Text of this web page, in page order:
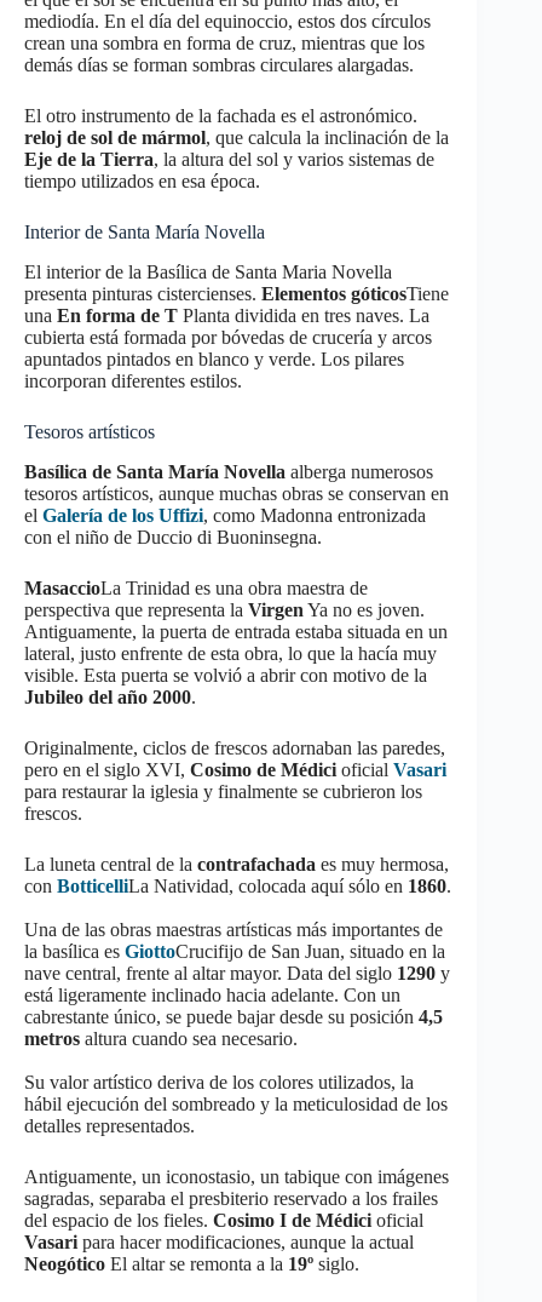
mediodía. En el día del equinoccio, estos dos círculos
crean una sombra en forma de cruz, mientras que los
demás días se forman sombras circulares alargadas.
El otro instrumento de la fachada es el astronómico.
reloj de sol de mármol, que calcula la inclinación de la
Eje de la Tierra, la altura del sol y varios sistemas de
tiempo utilizados en esa época.
Interior de Santa María Novella
El interior de la Basílica de Santa Maria Novella
presenta pinturas cistercienses. Elementos góticosTiene
una En forma de T Planta dividida en tres naves. La
cubierta está formada por bóvedas de crucería y arcos
apuntados pintados en blanco y verde. Los pilares
incorporan diferentes estilos.
Tesoros artísticos
Basílica de Santa María Novella alberga numerosos
tesoros artísticos, aunque muchas obras se conservan en
el Galería de los Uffizi, como Madonna entronizada
con el niño de Duccio di Buoninsegna.
MasaccioLa Trinidad es una obra maestra de
perspectiva que representa la Virgen Ya no es joven.
Antiguamente, la puerta de entrada estaba situada en un
lateral, justo enfrente de esta obra, lo que la hacía muy
visible. Esta puerta se volvió a abrir con motivo de la
Jubileo del año 2000.
Originalmente, ciclos de frescos adornaban las paredes,
pero en el siglo XVI, Cosimo de Médici oficial Vasari
para restaurar la iglesia y finalmente se cubrieron los
frescos.
La luneta central de la contrafachada es muy hermosa,
con BotticelliLa Natividad, colocada aquí sólo en 1860.
Una de las obras maestras artísticas más importantes de
la basílica es GiottoCrucifijo de San Juan, situado en la
nave central, frente al altar mayor. Data del siglo 1290 y
está ligeramente inclinado hacia adelante. Con un
cabrestante único, se puede bajar desde su posición 4,5
metros altura cuando sea necesario.
Su valor artístico deriva de los colores utilizados, la
hábil ejecución del sombreado y la meticulosidad de los
detalles representados.
Antiguamente, un iconostasio, un tabique con imágenes
sagradas, separaba el presbiterio reservado a los frailes
del espacio de los fieles. Cosimo I de Médici oficial
Vasari para hacer modificaciones, aunque la actual
Neogótico El altar se remonta a la 19º siglo.